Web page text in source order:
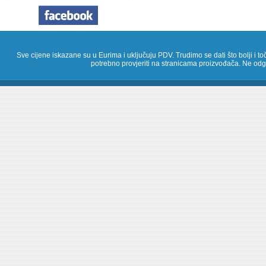
Sve cijene iskazane su u Eurima i uključuju PDV. Trudimo se dati što bolji i
potrebno provjeriti na stranicama proizvođača. Ne